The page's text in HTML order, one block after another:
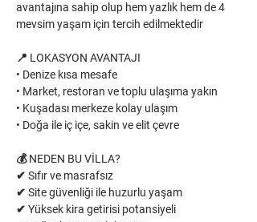
avantajına sahip olup hem yazlık hem de 4
mevsim yaşam için tercih edilmektedir
📍 LOKASYON AVANTAJI
• Denize kısa mesafe
• Market, restoran ve toplu ulaşıma yakın
• Kuşadası merkeze kolay ulaşım
• Doğa ile iç içe, sakin ve elit çevre
💰 NEDEN BU VİLLA?
✔ Sıfır ve masrafsız
✔ Site güvenliği ile huzurlu yaşam
✔ Yüksek kira getirisi potansiyeli